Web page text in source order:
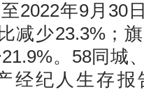
年9月30
减少23.3%；
。58同城
经纪人生存